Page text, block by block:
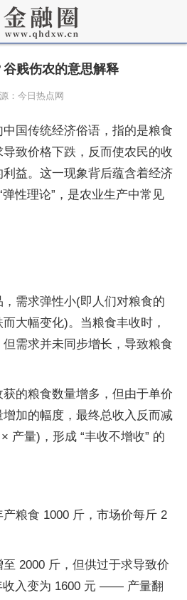
贱伤农的意思解释
：今日热点网
中国传统经济俗语，指的是粮食
致价格下跌，反而使农民的收
益。这一现象背后蕴含着经济
弹性理论”，是农业生产中常见
需求弹性小(即人们对粮食的
大幅变化)。当粮食丰收时，
需求并未同步增长，导致粮食
的粮食数量增多，但由于单价
加的幅度，最终总收入反而减
产量)，形成 “丰收不增收” 的
粮食 1000 斤，市场价每斤 2
2000 斤，但供过于求导致价
收入变为 1600 元 —— 产量翻